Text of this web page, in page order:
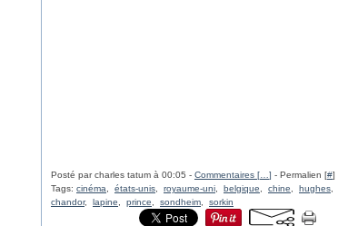
Posté par charles tatum à 00:05 - Commentaires [ ] - Permalien [#]
Tags: cinéma états-unis royaume-uni belgique chine hughes
chandor, lapine prince sondheim sorkin